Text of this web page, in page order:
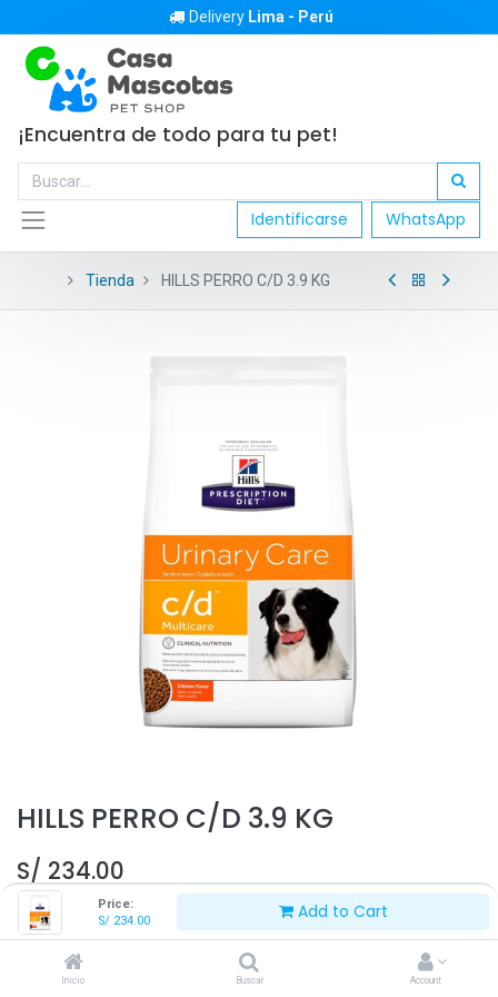
Price:
S/ 234.00 Add to Cart
Inicio Buscar Account
Delivery Lima - Perú
¡Encuentra de todo para tu pet!
Identificarse WhatsApp
Tienda HILLS PERRO C/D 3.9 KG
HILLS PERRO C/D 3.9 KG
S/ 234.00